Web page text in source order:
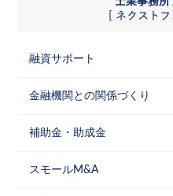
融資サポート
金融機関との関係づくり
補助金・助成金
スモールM&A